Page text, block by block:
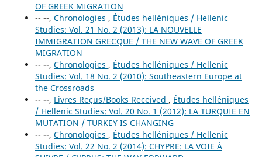
OF GREEK MIGRATION
-- --, Chronologies , Études helléniques / Hellenic
Studies: Vol. 21 No. 2 (2013): LA NOUVELLE
IMMIGRATION GRECQUE / THE NEW WAVE OF GREEK
MIGRATION
-- --, Chronologies , Études helléniques / Hellenic
Studies: Vol. 18 No. 2 (2010): Southeastern Europe at
the Crossroads
-- --, Livres Reçus/Books Received , Études helléniques
/ Hellenic Studies: Vol. 20 No. 1 (2012): LA TURQUIE EN
MUTATION / TURKEY IS CHANGING
-- --, Chronologies , Études helléniques / Hellenic
Studies: Vol. 22 No. 2 (2014): CHYPRE: LA VOIE À